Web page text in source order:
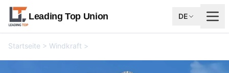
Leading Top Union DE
Startseite > Windkraft >